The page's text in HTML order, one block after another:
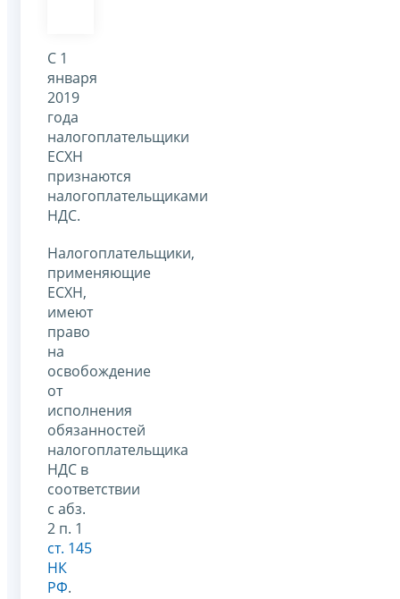
С 1
января
2019
года
налогоплательщики
ЕСХН
признаются
налогоплательщиками
НДС.
Налогоплательщики,
применяющие
ЕСХН,
имеют
право
на
освобождение
от
исполнения
обязанностей
налогоплательщика
НДС в
соответствии
с абз.
2 п. 1
ст. 145
НК
РФ.